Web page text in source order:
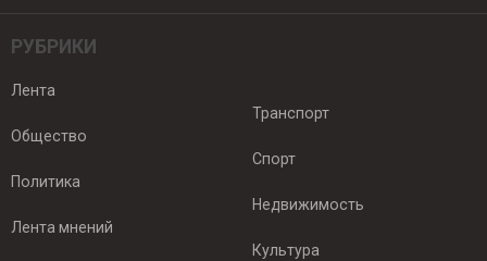
РУБРИКИ
Лента
Общество
Политика
Лента мнений
Транспорт
Спорт
Недвижимость
Культура